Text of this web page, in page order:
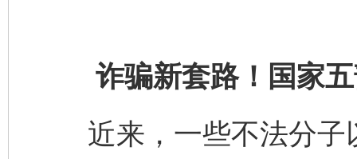
诈骗新套路！国家五
近来，一些不法分子